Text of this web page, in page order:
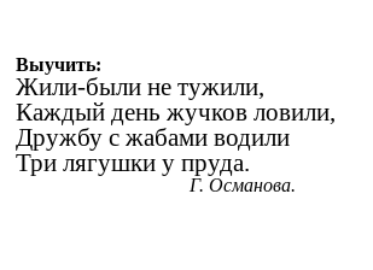
Выучить:
Жили-были не тужили,
Каждый день жучков ловили,
Дружбу с жабами водили
Три лягушки у пруда.
Г. Османова.